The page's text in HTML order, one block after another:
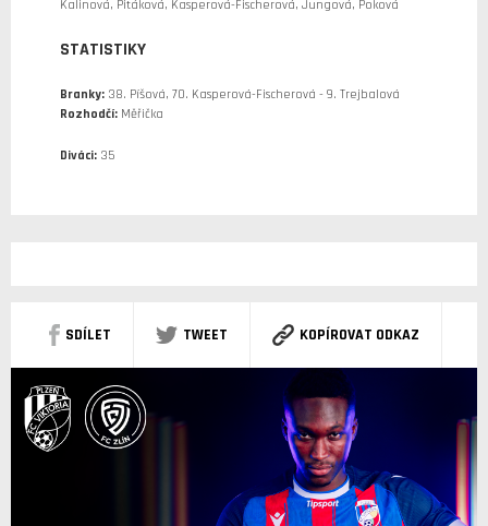
Kalinová, Pitáková, Kasperová-Fischerová, Jungová, Poková
STATISTIKY
Branky: 38. Píšová, 70. Kasperová-Fischerová - 9. Trejbalová
Rozhodčí: Měřička
Diváci: 35
SDÍLET TWEET KOPÍROVAT ODKAZ